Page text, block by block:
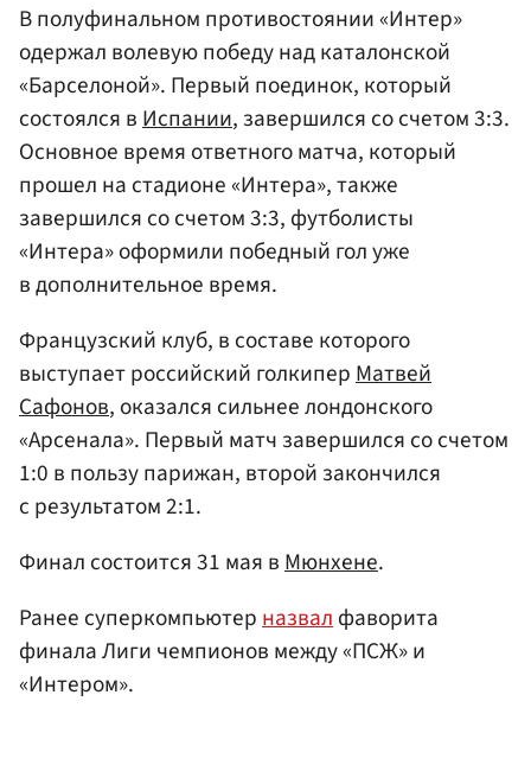
В полуфинальном противостоянии «Интер»
одержал волевую победу над каталонской
«Барселоной». Первый поединок, который
состоялся вИспании, завершился со счетом 3:3.
Основное время ответного матча, который
прошел на стадионе «Интера», также
завершился со счетом 3:3, футболисты
«Интера» оформили победный гол уже
в дополнительное время.
Французский клуб, в составе которого
выступает российский голкиперМатвей
Сафонов, оказался сильнее лондонского
«Арсенала». Первый матч завершился со счетом
1:0 в пользу парижан, второй закончился
с результатом 2:1.
Финал состоится 31 мая вМюнхене.
Ранее суперкомпьютерназвалфаворита
финала Лиги чемпионов между «ПСЖ» и
«Интером».